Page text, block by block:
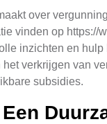
over
vinden op https://
inzichten en hulp
verkrijgen van
subsidies.